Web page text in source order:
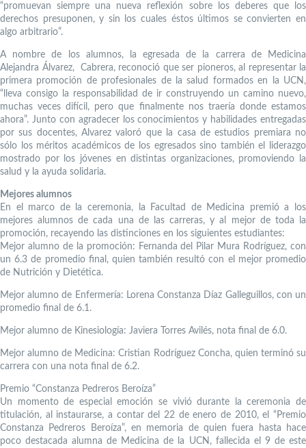
“promuevan siempre una nueva reflexión sobre los deberes que los
derechos presuponen, y sin los cuales éstos últimos se convierten en
algo arbitrario”.
A nombre de los alumnos, la egresada de la carrera de Medicina
Alejandra Álvarez, Cabrera, reconoció que ser pioneros, al representar la
primera promoción de profesionales de la salud formados en la UCN,
“lleva consigo la responsabilidad de ir construyendo un camino nuevo,
muchas veces difícil, pero que finalmente nos traería donde estamos
ahora”. Junto con agradecer los conocimientos y habilidades entregadas
por sus docentes, Alvarez valoró que la casa de estudios premiara no
sólo los méritos académicos de los egresados sino también el liderazgo
mostrado por los jóvenes en distintas organizaciones, promoviendo la
salud y la ayuda solidaria.
Mejores alumnos
En el marco de la ceremonia, la Facultad de Medicina premió a los
mejores alumnos de cada una de las carreras, y al mejor de toda la
promoción, recayendo las distinciones en los siguientes estudiantes:
Mejor alumno de la promoción: Fernanda del Pilar Mura Rodríguez, con
un 6.3 de promedio final, quien también resultó con el mejor promedio
de Nutrición y Dietética.
Mejor alumno de Enfermería: Lorena Constanza Díaz Galleguillos, con un
promedio final de 6.1.
Mejor alumno de Kinesiología: Javiera Torres Avilés, nota final de 6.0.
Mejor alumno de Medicina: Cristian Rodríguez Concha, quien terminó su
carrera con una nota final de 6.2.
Premio “Constanza Pedreros Beroíza”
Un momento de especial emoción se vivió durante la ceremonia de
titulación, al instaurarse, a contar del 22 de enero de 2010, el “Premio
Constanza Pedreros Beroíza”, en memoria de quien fuera hasta hace
poco destacada alumna de Medicina de la UCN, fallecida el 9 de este